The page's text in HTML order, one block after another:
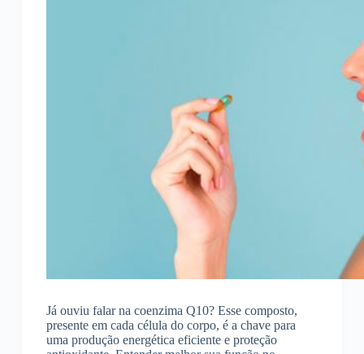
Já ouviu falar na coenzima Q10? Esse composto,
presente em cada célula do corpo, é a chave para
uma produção energética eficiente e proteção